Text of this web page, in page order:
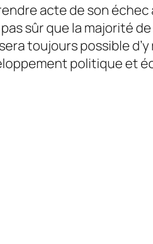
acte de son
sûr que la majorité
toujours possible
politique et